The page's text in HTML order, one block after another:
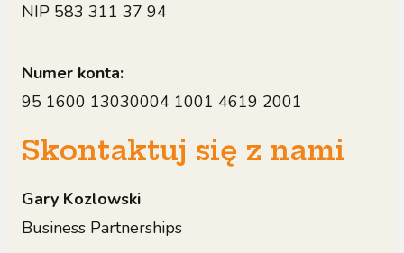
NIP 583 311 37 94
Numer konta:
95 1600 13030004 1001 4619 2001
Skontaktuj się z nami
Gary Kozlowski
Business Partnerships